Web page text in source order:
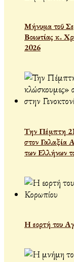
Μήνυμα τοῦ
Βοιωτίας κ.
2026
Την Πέμπτη
στον Γαλαξία
των Ελλήνων
Η εορτή του